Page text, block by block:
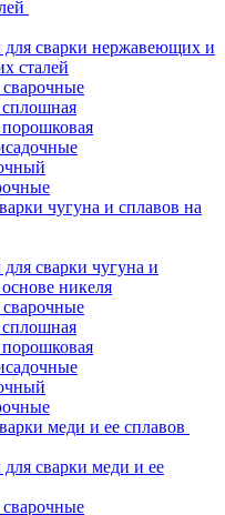
сварки нержавеющих и
сталей
чугуна и сплавов на
сварки чугуна и
никеля
меди и ее сплавов
сварки меди и ее